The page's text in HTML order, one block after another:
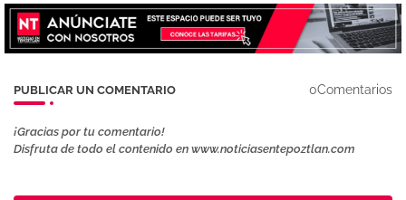
PUBLICAR UN COMENTARIO 0Comentarios
¡Gracias por tu comentario!
Disfruta de todo el contenido en www.noticiasentepoztlan.com